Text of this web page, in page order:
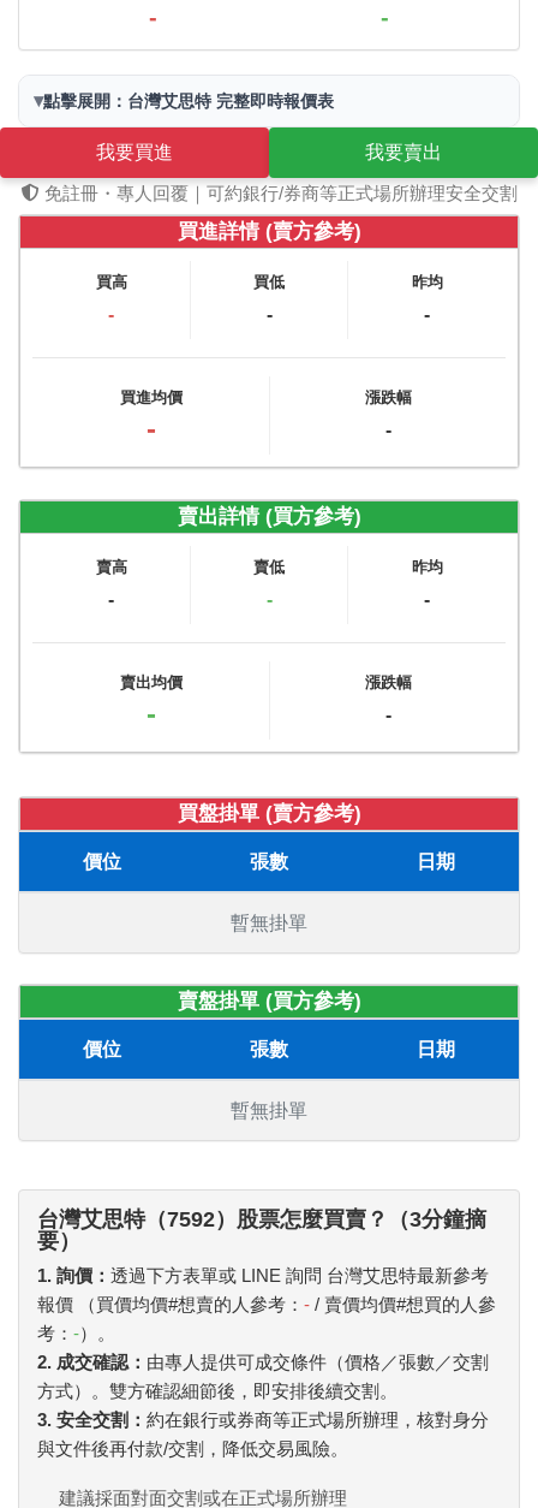
- -
▾點擊展開：台灣艾思特 完整即時報價表
我要買進
我要賣出
免註冊・專人回覆｜可約銀行/券商等正式場所辦理安全交割
買進詳情 (賣方參考)
買高
-
買低
-
昨均
-
買進均價
-
漲跌幅
-
賣出詳情 (買方參考)
賣高
-
賣低
-
昨均
-
賣出均價
-
漲跌幅
-
買盤掛單 (賣方參考)
價位 張數 日期
暫無掛單
賣盤掛單 (買方參考)
價位 張數 日期
暫無掛單
台灣艾思特（7592）股票怎麼買賣？（3分鐘摘
要）
1. 詢價： 透過下方表單或 LINE 詢問 台灣艾思特最新參考
報價 （買價均價#想賣的人參考： - / 賣價均價#想買的人參
考： -）。
2. 成交確認： 由專人提供可成交條件（價格／張數／交割
方式）。雙方確認細節後，即安排後續交割。
3. 安全交割： 約在銀行或券商等正式場所辦理，核對身分
與文件後再付款/交割，降低交易風險。
建議採面對面交割或在正式場所辦理